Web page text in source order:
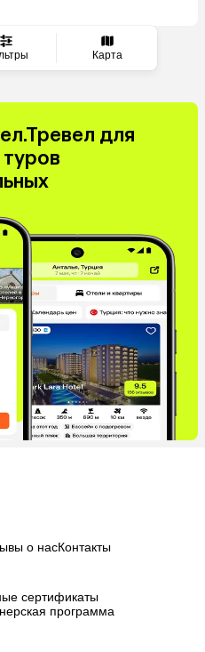
Карта
для
о насКонтакты
сертификаты
программа